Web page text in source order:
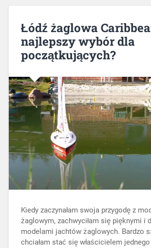
Łódź żaglowa
najlepszy wybór dla
początkujących?
Kiedy zaczynałam swoja przygodę z
żaglowym, zachwyciłam się pięknymi i
modelami jachtów żaglowych. Bardzo
chciałam stać się właścicielem